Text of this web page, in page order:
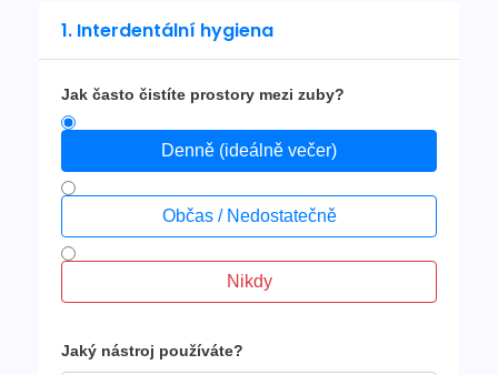
1. Interdentální hygiena
Jak často čistíte prostory mezi zuby?
Denně (ideálně večer)
Občas / Nedostatečně
Nikdy
Jaký nástroj používáte?